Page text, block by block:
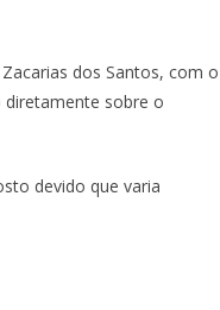
dos Santos, com o
diretamente sobre o
devido que varia